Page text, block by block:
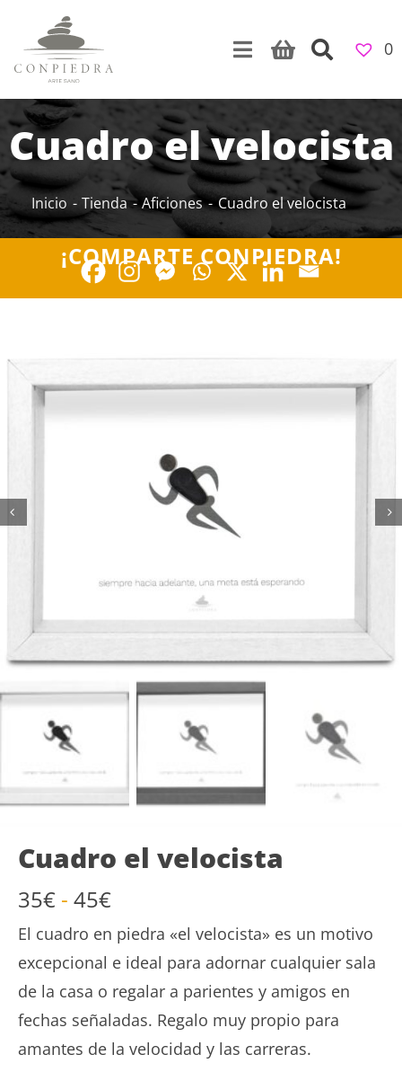
content
0
Cuadro el velocista
Inicio Tienda Aficiones Cuadro el velocista
¡COMPARTE CONPIEDRA!
Cuadro el velocista
35€ - 45€Rango
precios:
desde
35€
hasta
45€
El cuadro en piedra «el velocista» es un motivo
excepcional e ideal para adornar cualquier sala
de la casa o regalar a parientes y amigos en
fechas señaladas. Regalo muy propio para
amantes de la velocidad y las carreras.